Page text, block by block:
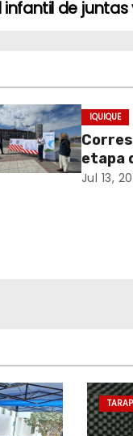
de juntas
IQUIQUE
etapa
Jul 13,